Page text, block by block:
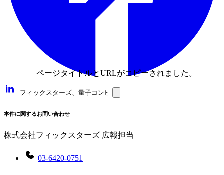
ページタイトルとURLがコピーされました。
本件に関するお問い合わせ
株式会社フィックスターズ 広報担当
03-6420-0751